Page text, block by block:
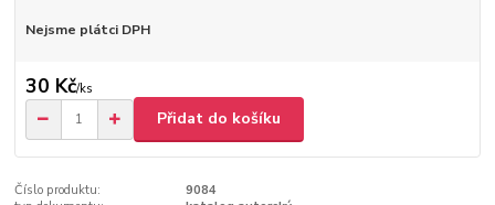
Nejsme plátci DPH
30 Kč/ks
Přidat do košíku
Číslo produktu:
9084